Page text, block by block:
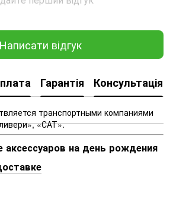
Написати відгук
Гарантія Консультація
аксессуаров на день рождения